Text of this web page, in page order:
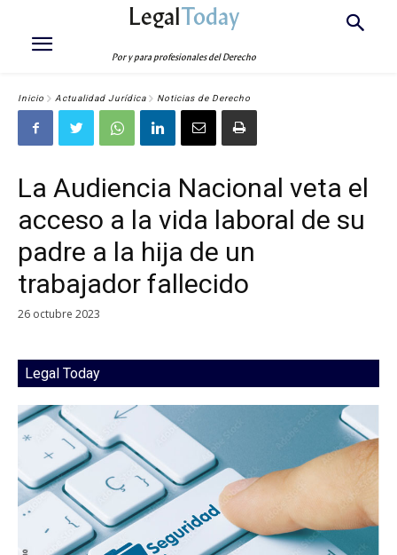
LegalToday
Por y para profesionales del Derecho
Inicio Actualidad Jurídica Noticias de Derecho
La Audiencia Nacional veta el
acceso a la vida laboral de su
padre a la hija de un
trabajador fallecido
26 octubre 2023
Legal Today